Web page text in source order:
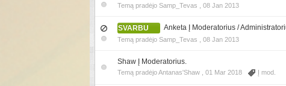
Temą pradėjo Samp_Tevas , 08 Jan 2013
SVARBU Anketa Į Moderatorius /
Temą pradėjo Samp_Tevas , 08 Jan 2013
Shaw Į Moderatorius.
Temą pradėjo Antanas'Shaw , 01 Mar 2018 Į mod.